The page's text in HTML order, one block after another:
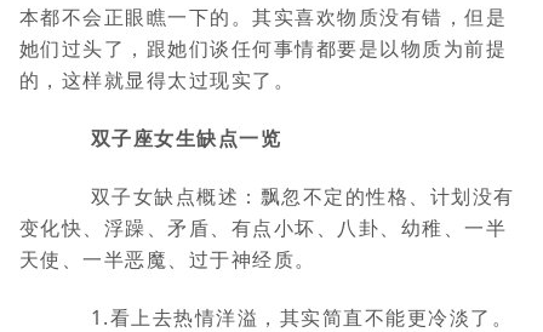
本都不会正眼瞧一下的。其实喜欢物质没有错，但是
她们过头了，跟她们谈任何事情都要是以物质为前提
的，这样就显得太过现实了。
双子座女生缺点一览
双子女缺点概述：飘忽不定的性格、计划没有
变化快、浮躁、矛盾、有点小坏、八卦、幼稚、一半
天使、一半恶魔、过于神经质。
1.看上去热情洋溢，其实简直不能更冷淡了。